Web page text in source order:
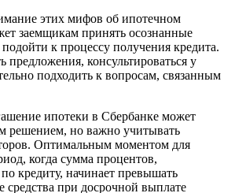
этих мифов об ипотечном
заемщикам принять осознанные
к процессу получения кредита.
предложения, консультироваться у
подходить к вопросам, связанным
ипотеки в Сбербанке может
решением, но важно учитывать
Оптимальным моментом для
когда сумма процентов,
кредиту, начинает превышать
средства при досрочной выплате